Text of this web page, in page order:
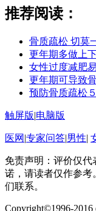
推荐阅读：
骨质疏松 切莫
更年期多做上
女性过度减肥
更年期可导致
预防骨质疏松
触屏版|电脑版
医网 |专家问答|男性|
免责声明：评价仅
诺，请读者仅作参考
们联系。
Copyright©1996-2016